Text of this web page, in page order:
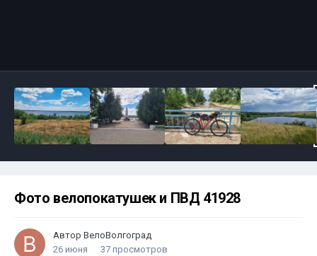
Фото велопокатушек и ПВД 41928
Автор ВелоВолгоград
26 июня
37 просмотров